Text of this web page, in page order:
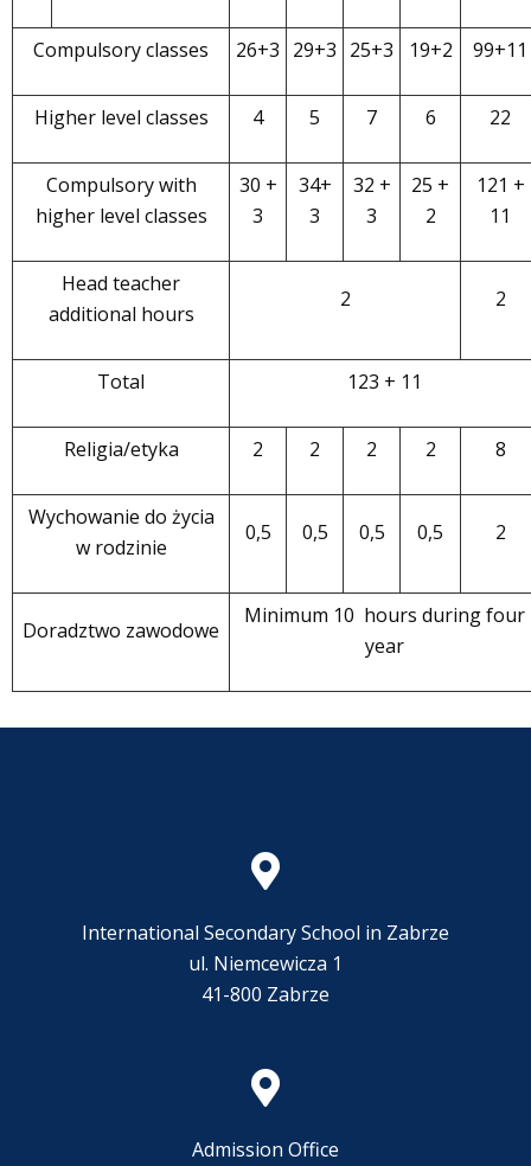
Compulsory classes 26+3 29+3 25+3 19+2 99+11
Higher level classes 4 5 7 6 22
Compulsory with
higher level classes
30 +
3
34+
3
32 +
3
25 +
2
121 +
11
Head teacher
additional hours
2 2
Total 123 + 11
Religia/etyka 2 2 2 2 8
Wychowanie do życia
w rodzinie
0,5 0,5 0,5 0,5 2
Doradztwo zawodowe
Minimum 10 hours during four
year
International Secondary School in Zabrze
ul. Niemcewicza 1
41-800 Zabrze
Admission Office